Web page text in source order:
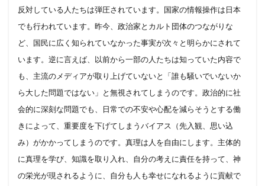
反対している人たちは弾圧されています。国家の情報操作は日本
でも行われています。昨今、政治家とカルト団体のつながりな
ど、国民に広く知られていなかった事実が次々と明らかにされて
います。逆に言えば、以前から一部の人たちは知っていた内容で
も、主流のメディアが取り上げていないと「誰も騒いでいないか
ら大した問題ではない」と無視されてしまうのです。政治的に社
会的に深刻な問題でも、日常での不安や心配を減らそうとする働
きによって、 重要度を下げてしまうバイアス（先入観、思い込
み）がかかってしまうのです。真理は人を自由にします。主体的
に真理を学び、知識を取り入れ、自分の考えに責任を持って、神
の栄光が現されるように、自分も人も幸せになれるように貢献で